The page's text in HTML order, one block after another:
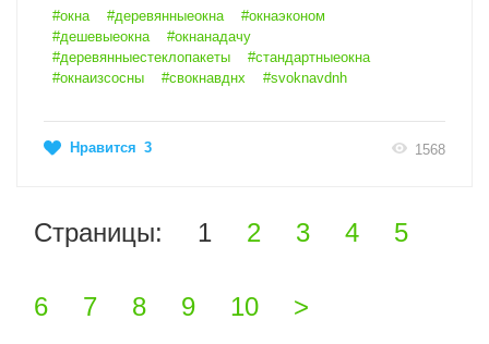
#окна #деревянныеокна
#окнаэконом
#дешевыеокна
#окнанадачу
#деревянныестеклопакеты
#стандартныеокна
#окнаизсосны
#свокнавднх #svoknavdnh
Нравится 3 1568
Страницы: 1 2 3 4 5
6 7 8 9 10 >